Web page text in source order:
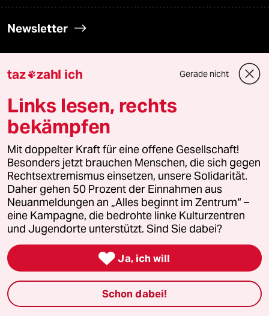
Newsletter
taz zahl ich
taz lab Infobrief
Veranstaltungen
Demnächst
Vor Ort
Live im Stream
taz zahl ich Gerade nicht
Links lesen, rechts
bekämpfen
Mit doppelter Kraft für eine offene Gesellschaft!
Besonders jetzt brauchen Menschen, die sich gegen
Rechtsextremismus einsetzen, unsere Solidarität.
Daher gehen 50 Prozent der Einnahmen aus
Neuanmeldungen an „Alles beginnt im Zentrum“ –
eine Kampagne, die bedrohte linke Kulturzentren
und Jugendorte unterstützt. Sind Sie dabei?
 Ja, ich will
Schon dabei!